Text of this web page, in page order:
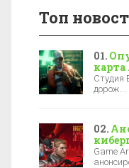
Топ
карта
Студия
дорож...
Game